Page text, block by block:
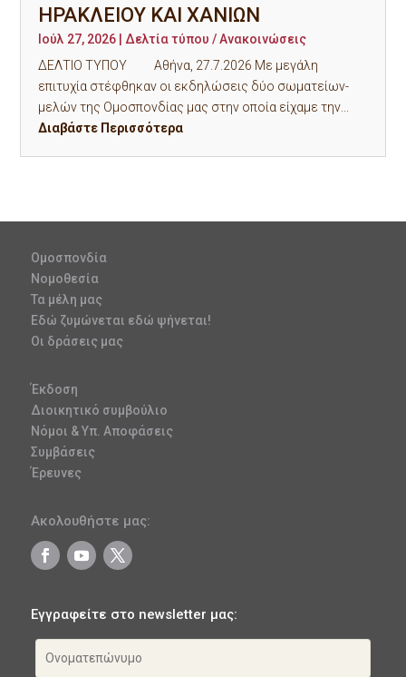
ΗΡΑΚΛΕΙΟΥ ΚΑΙ ΧΑΝΙΩΝ
Ιούλ 27, 2026
Δελτία τύπου / Ανακοινώσεις
ΔΕΛΤΙΟ ΤΥΠΟΥ Αθήνα, 27.7.2026 Με μεγάλη
επιτυχία στέφθηκαν οι εκδηλώσεις δύο σωματείων-
μελών της Ομοσπονδίας μας στην οποία είχαμε την...
Διαβάστε Περισσότερα
Ομοσπονδία
Νομοθεσία
Τα μέλη μας
Εδώ ζυμώνεται εδώ ψήνεται!
Οι δράσεις μας
Έκδοση
Διοικητικό συμβούλιο
Νόμοι & Υπ. Αποφάσεις
Συμβάσεις
Έρευνες
Ακολουθήστε μας:
Εγγραφείτε στο newsletter μας: